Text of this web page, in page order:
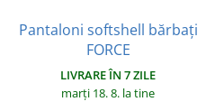
Pantaloni softshell bărbați
FORCE
LIVRARE ÎN 7 ZILE
marți 18. 8. la tine